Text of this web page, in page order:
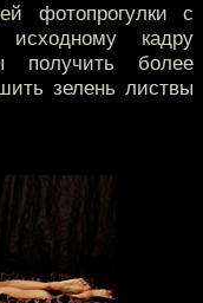
фотопрогулки с
кадру
получить более
зелень листвы